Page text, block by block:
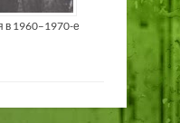
в 1960–1970-е